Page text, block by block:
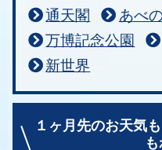
通天閣
あべ
万博記念公園
新世界
１ヶ月先のお天気も